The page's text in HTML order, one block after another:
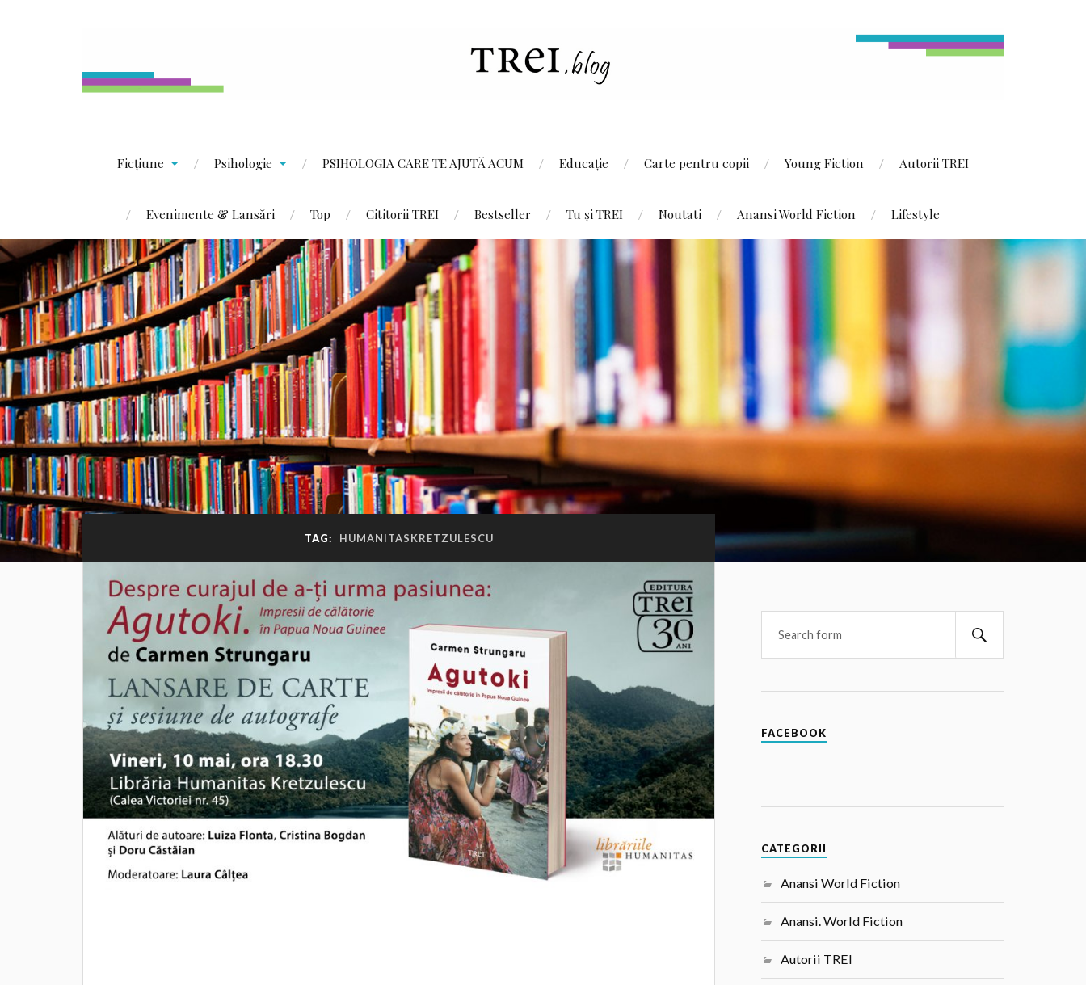
Ficțiune Psihologie PSIHOLOGIA CARE TE AJUTĂ ACUM Educație Carte pentru copii Young Fiction Autorii TREI
Evenimente & Lansări Top Cititorii TREI Bestseller Tu și TREI Noutati Anansi World Fiction Lifestyle
TAG: HUMANITASKRETZULESCU
FACEBOOK
CATEGORII
Anansi World Fiction
Anansi. World Fiction
Autorii TREI